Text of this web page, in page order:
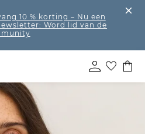
10 % korting – Nu een
Word lid van de